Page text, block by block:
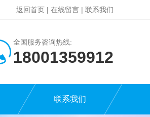
返回首页 | 在线留言 | 联系我们
全国服务咨询热线:
18001359912
联系我们